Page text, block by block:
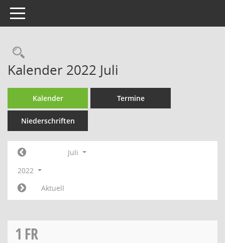
Toggle navigation
Rechercheauswahl
Kalender 2022 Juli
Kalender Termine
Niederschriften
Juli
2022
Aktuell
1 FR